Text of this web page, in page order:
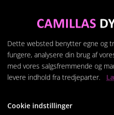
Rosa
Vis
Dette websted benytter egne og
fungere, analysere din brug af
med vores salgsfremmende og
levere indhold fra tredjeparter.
Cookie indstillinger